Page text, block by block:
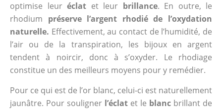
optimise leur éclat et leur brillance. En outre, le
rhodium préserve l’argent rhodié de l’oxydation
naturelle. Effectivement, au contact de l’humidité, de
l’air ou de la transpiration, les bijoux en argent
tendent à noircir, donc à s’oxyder. Le rhodiage
constitue un des meilleurs moyens pour y remédier.
Pour ce qui est de l’or blanc, celui-ci est naturellement
jaunâtre. Pour souligner l’éclat et le blanc brillant de